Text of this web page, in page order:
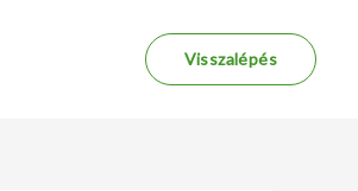
Visszalépés